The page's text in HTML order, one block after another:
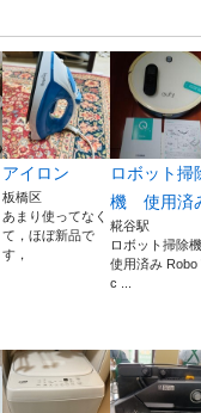
アイロン
板橋区
あまり使ってなく
て，ほぼ新品で
す，
ロボット掃
機 使用済
糀谷駅
ロボット掃除
使用済み Robo
c ...